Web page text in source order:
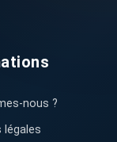
nous ?
légales